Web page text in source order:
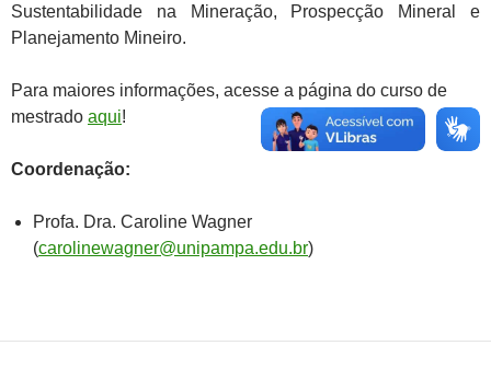
Sustentabilidade na Mineração, Prospecção Mineral e
Planejamento Mineiro.
Para maiores informações, acesse a página do curso de
mestrado aqui!
Coordenação:
Profa. Dra. Caroline Wagner
(carolinewagner@unipampa.edu.br)